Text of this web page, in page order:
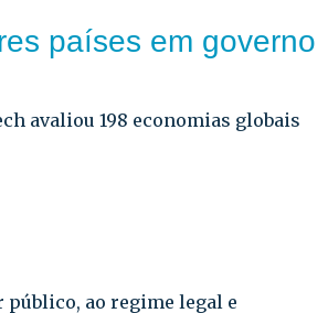
países em governo
avaliou 198 economias globais
ao regime legal e